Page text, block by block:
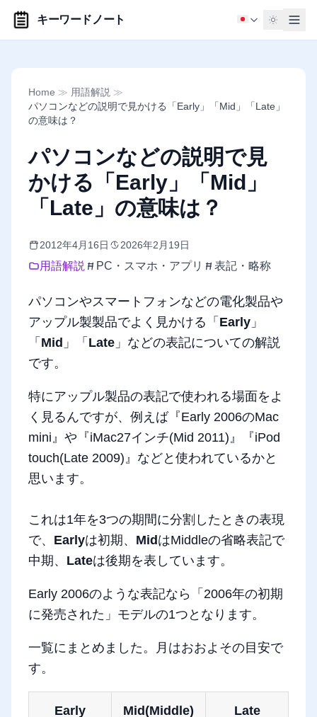
キーワードノート
Home ≫ 用語解説 ≫
パソコンなどの説明で見かける「Early」「Mid」「Late」
の意味は？
パソコンなどの説明で見
かける「Early」「Mid」
「Late」の意味は？
2012年4月16日 2026年2月19日
用語解説 PC・スマホ・アプリ 表記・略称
パソコンやスマートフォンなどの電化製品や
アップル製製品でよく見かける「 Early 」
「 Mid 」「 Late 」などの表記についての解説
です。
特にアップル製品の表記で使われる場面をよ
く見るんですが、例えば『Early 2006のMac
mini』や『iMac27インチ(Mid 2011)』『iPod
touch(Late 2009)』などと使われているかと
思います。
これは1年を3つの期間に分割したときの表現
で、 Earlyは初期、 Mid はMiddleの省略表記で
中期、 Lateは後期を表しています。
Early 2006のような表記なら「2006年の初期
に発売された」モデルの1つとなります。
一覧にまとめました。月はおおよその目安で
す。
Early Mid(Middle) Late